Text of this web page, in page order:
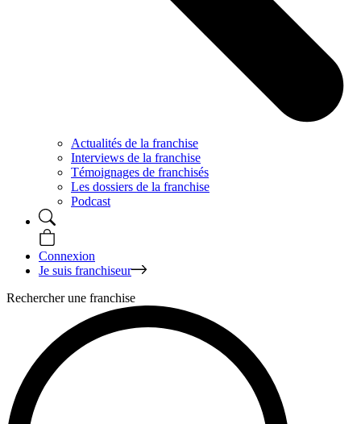
Actualités de la franchise
Interviews de la franchise
Témoignages de franchisés
Les dossiers de la franchise
Podcast
Connexion
Je suis franchiseur
Rechercher une franchise